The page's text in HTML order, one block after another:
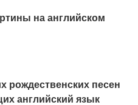
на английском
рождественских песен
английский язык